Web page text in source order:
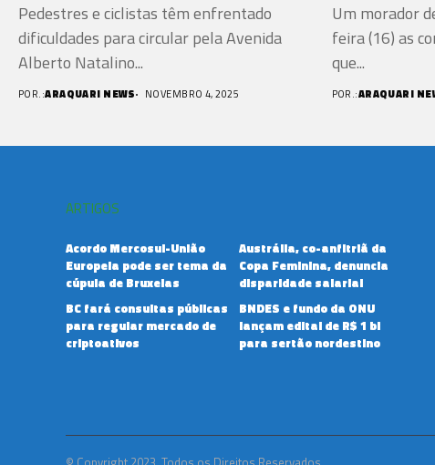
Pedestres e ciclistas têm enfrentado
dificuldades para circular pela Avenida
Alberto Natalino...
POR.:ARAQUARI NEWS NOVEMBRO 4, 2025
Um morador
feira (16) as
que...
POR.:ARAQUARI
ARTIGOS
Acordo Mercosul-União
Europeia pode ser tema da
cúpula de Bruxelas
Austrália, co-anfitriã da
Copa Feminina, denuncia
disparidade salarial
BC fará consultas públicas
para regular mercado de
criptoativos
BNDES e fundo da ONU
lançam edital de R$ 1 bi
para sertão nordestino